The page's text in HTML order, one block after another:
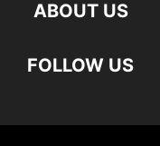
ABOUT US
FOLLOW US